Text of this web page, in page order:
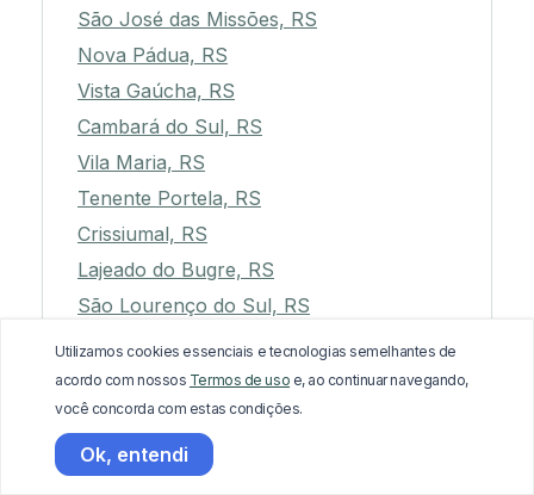
São José das Missões, RS
Nova Pádua, RS
Vista Gaúcha, RS
Cambará do Sul, RS
Vila Maria, RS
Tenente Portela, RS
Crissiumal, RS
Lajeado do Bugre, RS
São Lourenço do Sul, RS
Igrejinha, RS
Santo Expedito do Sul, RS
Boa Vista do Incra, RS
Cerrito, RS
Utilizamos cookies essenciais e tecnologias semelhantes de
acordo com nossos Termos de uso e, ao continuar navegando,
você concorda com estas condições.
Ok, entendi